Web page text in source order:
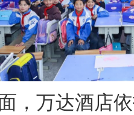
，万达酒店